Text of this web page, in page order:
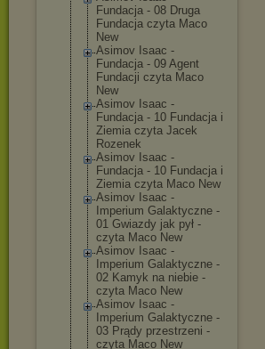
Fundacja - 08 Druga
Fundacja czyta Maco
New
Asimov Isaac -
Fundacja - 09 Agent
Fundacji czyta Maco
New
Asimov Isaac -
Fundacja - 10 Fundacja i
Ziemia czyta Jacek
Rozenek
Asimov Isaac -
Fundacja - 10 Fundacja i
Ziemia czyta Maco New
Asimov Isaac -
Imperium Galaktyczne -
01 Gwiazdy jak pył -
czyta Maco New
Asimov Isaac -
Imperium Galaktyczne -
02 Kamyk na niebie -
czyta Maco New
Asimov Isaac -
Imperium Galaktyczne -
03 Prądy przestrzeni -
czyta Maco New